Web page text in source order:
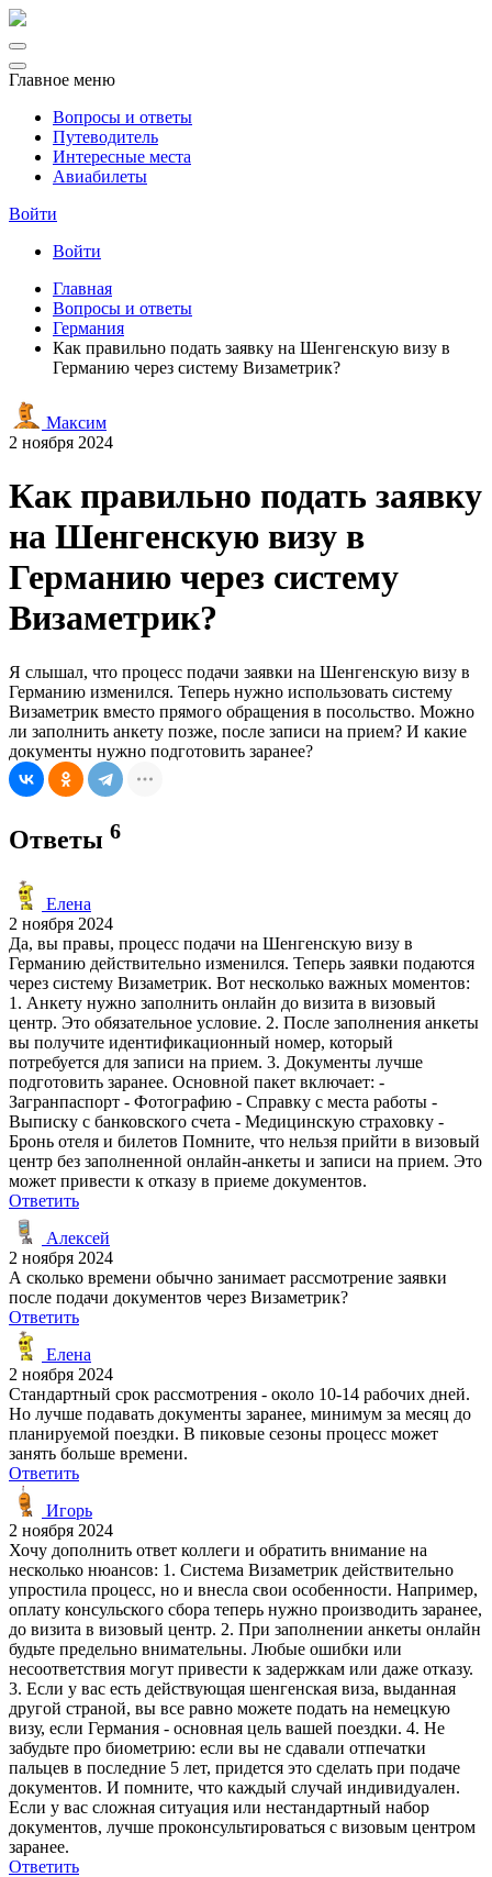
Главное меню
Вопросы и ответы
Путеводитель
Интересные места
Авиабилеты
Войти
Войти
Главная
Вопросы и ответы
Германия
Как правильно подать заявку на Шенгенскую визу в
Германию через систему Визаметрик?
Максим
2 ноября 2024
Как правильно подать заявку
на Шенгенскую визу в
Германию через систему
Визаметрик?
Я слышал, что процесс подачи заявки на Шенгенскую визу в
Германию изменился. Теперь нужно использовать систему
Визаметрик вместо прямого обращения в посольство. Можно
ли заполнить анкету позже, после записи на прием? И какие
документы нужно подготовить заранее?
Ответы 6
Елена
2 ноября 2024
Да, вы правы, процесс подачи на Шенгенскую визу в
Германию действительно изменился. Теперь заявки подаются
через систему Визаметрик. Вот несколько важных моментов:
1. Анкету нужно заполнить онлайн до визита в визовый
центр. Это обязательное условие. 2. После заполнения анкеты
вы получите идентификационный номер, который
потребуется для записи на прием. 3. Документы лучше
подготовить заранее. Основной пакет включает: -
Загранпаспорт - Фотографию - Справку с места работы -
Выписку с банковского счета - Медицинскую страховку -
Бронь отеля и билетов Помните, что нельзя прийти в визовый
центр без заполненной онлайн-анкеты и записи на прием. Это
может привести к отказу в приеме документов.
Ответить
Алексей
2 ноября 2024
А сколько времени обычно занимает рассмотрение заявки
после подачи документов через Визаметрик?
Ответить
Елена
2 ноября 2024
Стандартный срок рассмотрения - около 10-14 рабочих дней.
Но лучше подавать документы заранее, минимум за месяц до
планируемой поездки. В пиковые сезоны процесс может
занять больше времени.
Ответить
Игорь
2 ноября 2024
Хочу дополнить ответ коллеги и обратить внимание на
несколько нюансов: 1. Система Визаметрик действительно
упростила процесс, но и внесла свои особенности. Например,
оплату консульского сбора теперь нужно производить заранее,
до визита в визовый центр. 2. При заполнении анкеты онлайн
будьте предельно внимательны. Любые ошибки или
несоответствия могут привести к задержкам или даже отказу.
3. Если у вас есть действующая шенгенская виза, выданная
другой страной, вы все равно можете подать на немецкую
визу, если Германия - основная цель вашей поездки. 4. Не
забудьте про биометрию: если вы не сдавали отпечатки
пальцев в последние 5 лет, придется это сделать при подаче
документов. И помните, что каждый случай индивидуален.
Если у вас сложная ситуация или нестандартный набор
документов, лучше проконсультироваться с визовым центром
заранее.
Ответить